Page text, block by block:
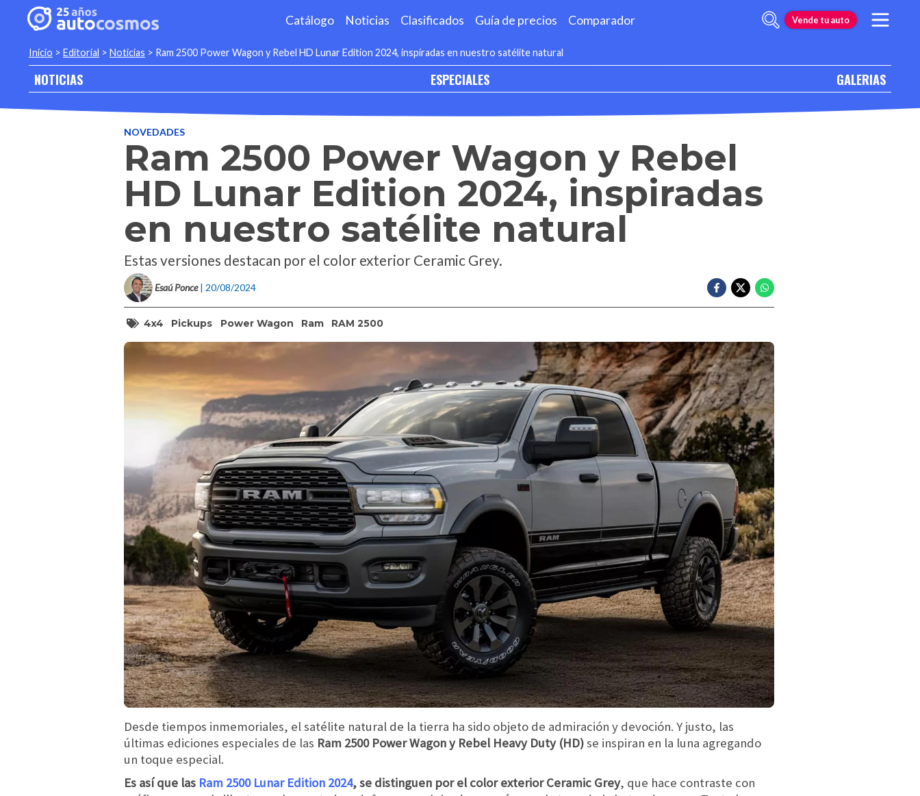
Catálogo Noticias Clasificados Guía de precios Comparador Vende tu auto
Inicio > Editorial > Noticias > Ram 2500 Power Wagon y Rebel HD Lunar Edition 2024, inspiradas en nuestro satélite natural
NOTICIAS ESPECIALES GALERIAS
NOVEDADES
Ram 2500 Power Wagon y Rebel
HD Lunar Edition 2024, inspiradas
en nuestro satélite natural
Estas versiones destacan por el color exterior Ceramic Grey.
Esaú Ponce | 20/08/2024
4x4 Pickups Power Wagon Ram RAM 2500
Desde tiempos inmemoriales, el satélite natural de la tierra ha sido objeto de admiración y devoción. Y justo, las
últimas ediciones especiales de las Ram 2500 Power Wagon y Rebel Heavy Duty (HD)se inspiran en la luna agregando
un toque especial.
Es así que las Ram 2500 Lunar Edition 2024, se distinguen por el color exterior Ceramic Grey, que hace contraste con